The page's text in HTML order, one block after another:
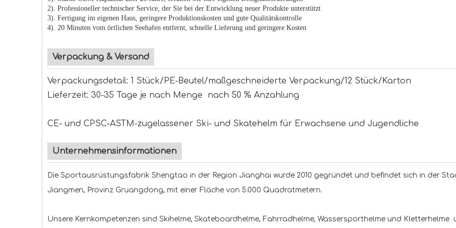
2). Professioneller technischer Service, der Sie bei der Entwicklung neuer Produkte unterstützt
3). Fertigung im eigenen Haus, geringere Produktionskosten und gute Qualitätskontrolle
4). 20 Minuten vom örtlichen Seehafen entfernt, schnelle Lieferung und geringere Kosten
Verpackung & Versand
Verpackungsdetail: 1 Stück/PE-Beutel/maßgeschneiderte Verpackung/12 Stück/Karton
Lieferzeit: 30-35 Tage je nach Menge nach 50 % Anzahlung
CE- und CPSC-ASTM-zugelassener Ski- und Skatehelm für Erwachsene und Jugendliche
Unternehmensinformationen
Die Sportausrüstungsfabrik Shengtao in der Region Jianghai wurde 2010 gegründet und befindet sich in der
Jiangmen, Provinz Gruangdong, mit einer Fläche von 5.000 Quadratmetern.
Unsere Kernkompetenzen sind Skihelme, Skateboardhelme, Fahrradhelme, Wassersporthelme und Kletterhelme